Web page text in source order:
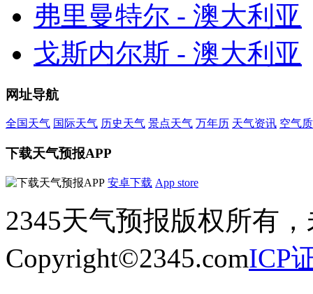
弗里曼特尔 - 澳大利亚
戈斯内尔斯 - 澳大利亚
网址导航
全国天气 国际天气 历史天气 景点天气 万年历 天气资讯 空气
下载天气预报APP
安卓下载 App store
2345天气预报版权所有
Copyright©2345.comICP